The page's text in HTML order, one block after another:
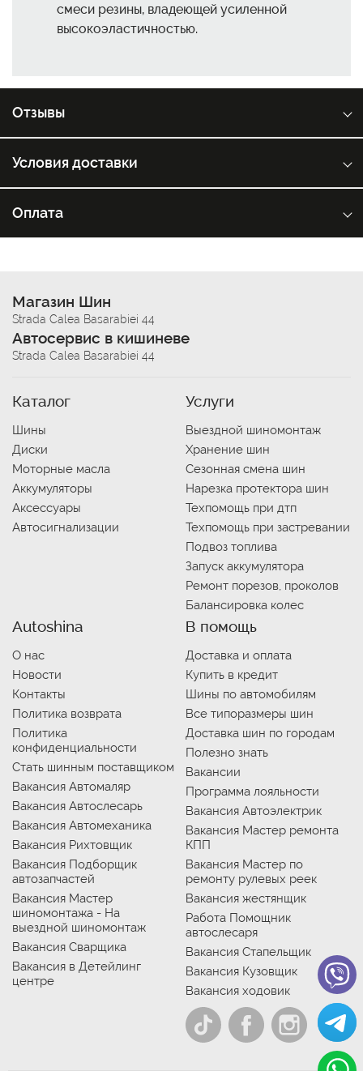
смеси резины, владеющей усиленной
высокоэластичностью.
Отзывы
Условия доставки
Оплата
Магазин Шин
Strada Calea Basarabiei 44
Автосервис в кишиневе
Strada Calea Basarabiei 44
Каталог
Шины
Диски
Моторные масла
Аккумуляторы
Аксессуары
Автосигнализации
Услуги
Выездной шиномонтаж
Хранение шин
Сезонная смена шин
Нарезка протектора шин
Техпомощь при дтп
Техпомощь при застревании
Подвоз топлива
Запуск аккумулятора
Ремонт порезов, проколов
Балансировка колес
Autoshina
О нас
Новости
Контакты
Политика возврата
Политика
конфиденциальности
Стать шинным поставщиком
Вакансия Автомаляр
Вакансия Автослесарь
Вакансия Автомеханика
Вакансия Рихтовщик
Вакансия Подборщик
автозапчастей
Вакансия Мастер
шиномонтажа - На
выездной шиномонтаж
Вакансия Сварщика
Вакансия в Детейлинг
центре
В помощь
Доставка и оплата
Купить в кредит
Шины по автомобилям
Все типоразмеры шин
Доставка шин по городам
Полезно знать
Вакансии
Программа лояльности
Вакансия Автоэлектрик
Вакансия Мастер ремонта
КПП
Вакансия Мастер по
ремонту рулевых реек
Вакансия жестянщик
Работа Помощник
автослесаря
Вакансия Стапельщик
Вакансия Кузовщик
Вакансия ходовик